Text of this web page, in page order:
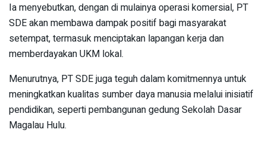
Ia menyebutkan, dengan di mulainya operasi komersial, PT
SDE akan membawa dampak positif bagi masyarakat
setempat, termasuk menciptakan lapangan kerja dan
memberdayakan UKM lokal.
Menurutnya, PT SDE juga teguh dalam komitmennya untuk
meningkatkan kualitas sumber daya manusia melalui inisiatif
pendidikan, seperti pembangunan gedung Sekolah Dasar
Magalau Hulu.